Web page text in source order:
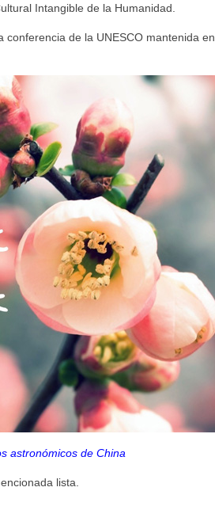
Intangible de la Humanidad.
de la UNESCO mantenida en
astronómicos de China
lista.